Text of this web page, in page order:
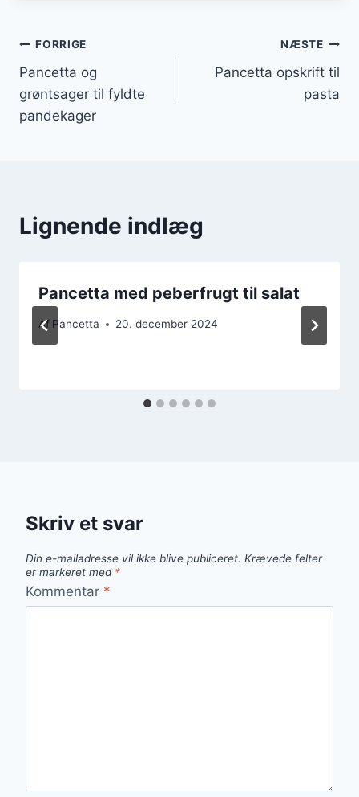
Indlægsnavigation
FORRIGE
Pancetta og
grøntsager til fyldte
pandekager
NÆSTE
Pancetta opskrift til
pasta
Lignende indlæg
Pancetta med peberfrugt til salat
Af Pancetta 20. december 2024
Skriv et svar
Din e-mailadresse vil ikke blive publiceret. Krævede felter
er markeret med *
Kommentar *